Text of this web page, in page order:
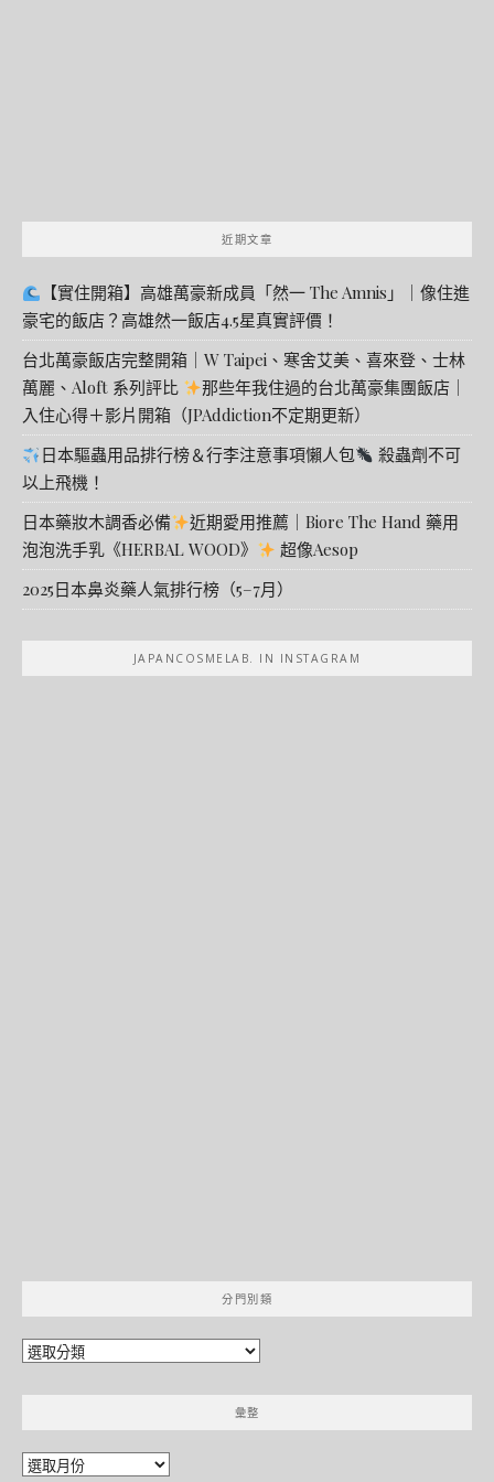
近期文章
【實住開箱】高雄萬豪新成員「然一 The Amnis」｜像住進
豪宅的飯店？高雄然一飯店4.5星真實評價！
台北萬豪飯店完整開箱｜W Taipei、寒舍艾美、喜來登、士林
萬麗、Aloft 系列評比
那些年我住過的台北萬豪集團飯店｜
入住心得＋影片開箱（JPAddiction不定期更新）
日本驅蟲用品排行榜＆行李注意事項懶人包
殺蟲劑不可
以上飛機！
日本藥妝木調香必備
近期愛用推薦｜Biore The Hand 藥用
泡泡洗手乳《HERBAL WOOD》
超像Aesop
2025日本鼻炎藥人氣排行榜（5–7月）
JAPANCOSMELAB. IN INSTAGRAM
分門別類
分
別
彙整
彙